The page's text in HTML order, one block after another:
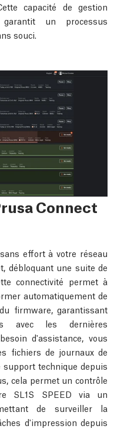
capacité de gestion
un processus
souci.
Connect
effort à votre réseau
débloquant une suite de
connectivité permet à
automatiquement de
firmware, garantissant
avec les dernières
d'assistance, vous
fichiers de journaux de
technique depuis
cela permet un contrôle
SL1S SPEED via un
de surveiller la
d'impression depuis